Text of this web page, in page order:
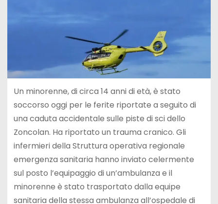
Un minorenne, di circa 14 anni di età, è stato
soccorso oggi per le ferite riportate a seguito di
una caduta accidentale sulle piste di sci dello
Zoncolan. Ha riportato un trauma cranico. Gli
infermieri della Struttura operativa regionale
emergenza sanitaria hanno inviato celermente
sul posto l’equipaggio di un’ambulanza e il
minorenne è stato trasportato dalla equipe
sanitaria della stessa ambulanza all’ospedale di